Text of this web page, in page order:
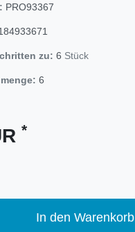
PRO93367
zu: 6 Stück
6
*
In den Warenkorb